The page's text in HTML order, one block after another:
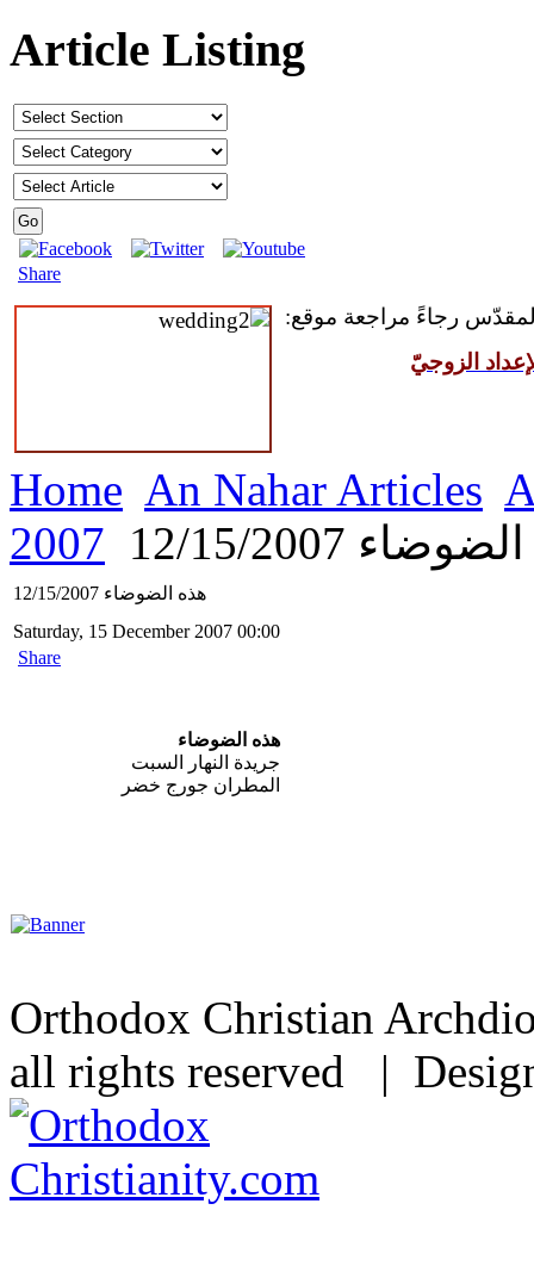
Article Listing
Share
رجاءً مراجعة موقع:
الزوجيّ
Home An Nahar Articles
2007
12/15/2007
هذه الضوضاء 12/15/2007
Saturday, 15 December 2007 00:00
Share
هذه الضوضاء
جريدة النهار السبت
المطران جورج خضر
Orthodox Christian
all rights reserved |